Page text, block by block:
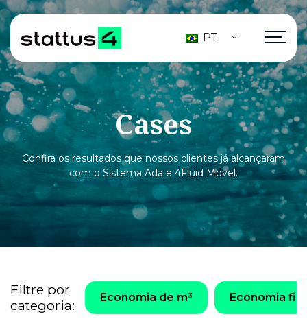
PT
Cases
Confira os resultados que nossos clientes já alcançaram
com o Sistema Ada e 4Fluid Móvel.
Filtre por
categoria:
Economia de m³ Economia